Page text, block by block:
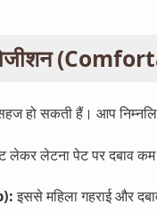
पोजीशन
हो सकती हैं। आप
लेकर लेटना पेट पर दबाव कम
इससे महिला गहराई और